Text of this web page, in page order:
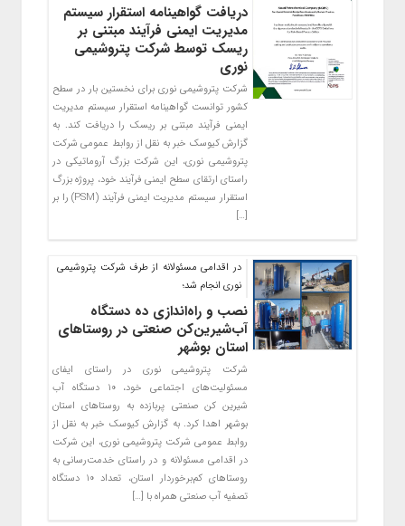
دریافت گواهینامه استقرار سیستم
مدیریت ایمنی فرآیند مبتنی بر
ریسک توسط شرکت پتروشیمی
نوری
شرکت پتروشیمی نوری برای نخستین بار در سطح
کشور توانست گواهینامه استقرار سیستم مدیریت
ایمنی فرآیند مبتنی بر ریسک را دریافت کند. به
گزارش کیوسک خبر به نقل از روابط عمومی شرکت
پتروشیمی نوری، این شرکت بزرگ آروماتیکی در
راستای ارتقای سطح ایمنی فرآیند خود، پروژه بزرگ
استقرار سیستم مدیریت ایمنی فرآیند (PSM) را بر
[…]
در اقدامی مسئولانه از طرف شرکت پتروشیمی
نوری انجام شد؛
نصب و راه‌اندازی ده دستگاه
آب‌شیرین‌کن صنعتی در روستاهای
استان بوشهر
شرکت پتروشیمی نوری در راستای ایفای
مسئولیت‌های اجتماعی خود، ۱۰ دستگاه آب
شیرین کن صنعتی پربازده به روستاهای استان
بوشهر اهدا کرد. به گزارش کیوسک خبر به نقل از
روابط عمومی شرکت پتروشیمی نوری، این شرکت
در اقدامی مسئولانه و در راستای خدمت‌رسانی به
روستاهای کم‌برخوردار استان، تعداد ۱۰ دستگاه
تصفیه آب صنعتی همراه با […]